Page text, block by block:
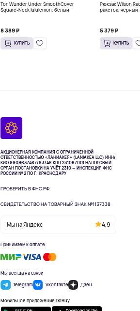
Топ Wunder Under SmoothCover
Square-Neck lululemon, белый
8 389 ₽
КУПИТЬ
Рюкзак Wilson
ракеток, черный
5 379 ₽
КУПИТЬ
АКЦИОНЕРНАЯ КОМПАНИЯ С ОГРАНИЧЕННОЙ
ОТВЕТСТВЕННОСТЬЮ «ЛАНИАКЕЯ» (LANIAKEA LLC) ИНН/
КИО 9909637467/63746 КПП 231087001НАЛОГОВЫЙ
ОРГАН ПОСТАНОВКИ НА УЧЁТ 2310 — ИНСПЕКЦИЯ ФНС
РОССИИ № 2 ПО Г. КРАСНОДАРУ
ПРОВЕРИТЬ В ФНС РФ
СВИДЕТЕЛЬСТВО НА ТОВАРНЫЙ ЗНАК №1137338
Мы на Яндекс 4,9
Принимаем к оплате
Мы всегда на связи
Telegram
Vkontakte Дзен
Мобильное приложение DoBuy